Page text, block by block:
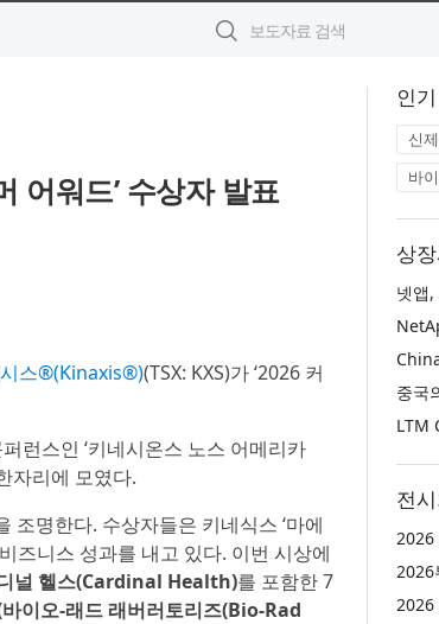
어워드’ 수상자 발표
스®(Kinaxis®)(TSX: KXS)가 ‘2026 커
런스인 ‘키네시온스 노스 어메리카
자리에 모였다.
명한다. 수상자들은 키네식스 ‘마에
즈니스 성과를 내고 있다. 이번 시상에
널 헬스(Cardinal Health)를 포함한 7
이오-래드 래버러토리즈(Bio-Rad
인
신
바
상
중국
전
2026
2026
2026